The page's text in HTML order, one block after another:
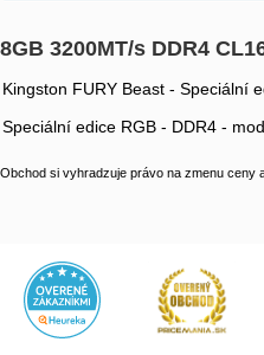
8GB 3200MT/s DDR4
Kingston FURY Beast - Speciální
Speciální edice RGB - DDR4 -
Obchod si vyhradzuje právo na zmenu ceny